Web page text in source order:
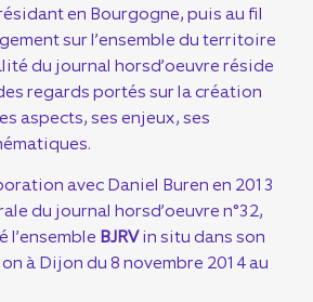
en Bourgogne, puis au fil
sur l’ensemble du territoire
du journal horsd’oeuvre réside
regards portés sur la création
aspects, ses enjeux, ses
avec Daniel Buren en 2013
du journal horsd’oeuvre n°32,
l’ensemble BJRVin situ dans son
à Dijon du 8 novembre 2014 au